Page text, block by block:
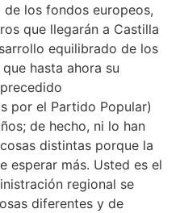
los fondos europeos,
que llegarán a Castilla
equilibrado de los
hasta ahora su
por el Partido Popular)
de hecho, ni lo han
distintas porque la
esperar más. Usted es el
regional se
diferentes y de